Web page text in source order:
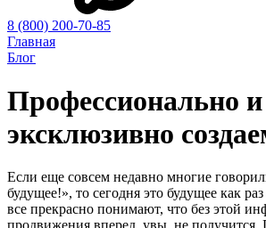
8 (800) 200-70-85
Главная
Блог
Профессионально и
эксклюзивно
Если еще совсем недавно многие
будущее!», то сегодня это будущее как
все прекрасно понимают, что без этой